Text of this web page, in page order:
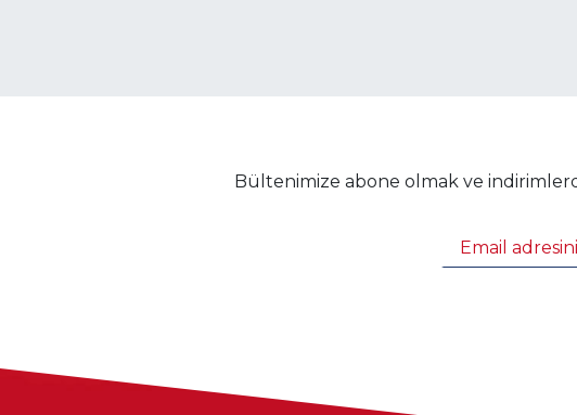
Bültenimize abone olmak ve